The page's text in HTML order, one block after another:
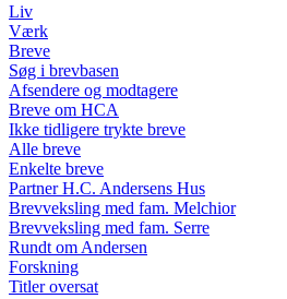
Liv
Værk
Breve
Søg i brevbasen
Afsendere og modtagere
Breve om HCA
Ikke tidligere trykte breve
Alle breve
Enkelte breve
Partner H.C. Andersens Hus
Brevveksling med fam. Melchior
Brevveksling med fam. Serre
Rundt om Andersen
Forskning
Titler oversat